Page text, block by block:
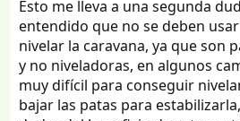
Esto me lleva a una segunda
entendido que no se deben
nivelar la caravana, ya que son
y no niveladoras, en algunos
muy difícil para conseguir
bajar las patas para